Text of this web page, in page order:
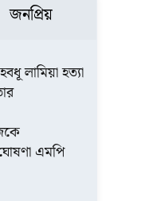
জনপ্রিয়
লামিয়া হত্যা
এমপি